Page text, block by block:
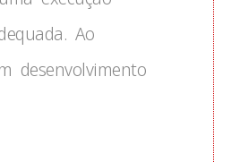
Ao
desenvolvimento